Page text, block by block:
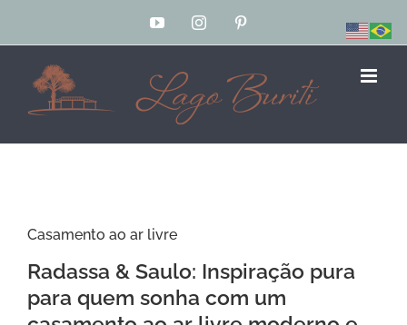
to
content
YouTubeInstagram
Casamento ao ar livre
Radassa & Saulo: Inspiração pura
para quem sonha com um